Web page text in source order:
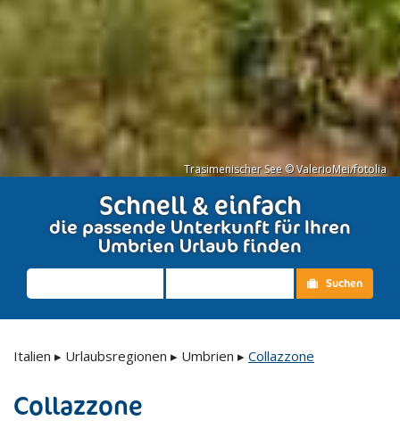
Trasimenischer See © ValerioMei/fotolia
Schnell & einfach
die passende Unterkunft für Ihren
Umbrien Urlaub finden
Suchen
Italien ▸ Urlaubsregionen ▸ Umbrien ▸ Collazzone
Collazzone